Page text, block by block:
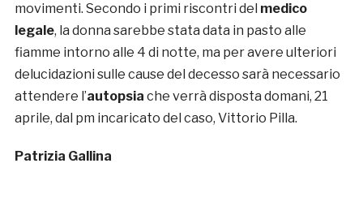
movimenti. Secondo i primi riscontri del medico
legale, la donna sarebbe stata data in pasto alle
fiamme intorno alle 4 di notte, ma per avere ulteriori
delucidazioni sulle cause del decesso sarà necessario
attendere l’autopsia che verrà disposta domani, 21
aprile, dal pm incaricato del caso, Vittorio Pilla.
Patrizia Gallina